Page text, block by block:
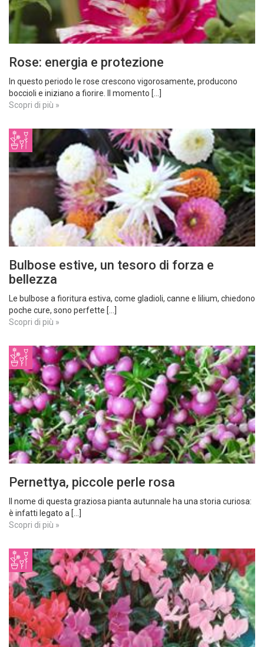
Rose: energia e protezione
In questo periodo le rose crescono vigorosamente, producono
boccioli e iniziano a fiorire. Il momento [...]
Scopri di più »
Bulbose estive, un tesoro di forza e
bellezza
Le bulbose a fioritura estiva, come gladioli, canne e lilium, chiedono
poche cure, sono perfette [...]
Scopri di più »
Pernettya, piccole perle rosa
Il nome di questa graziosa pianta autunnale ha una storia curiosa:
è infatti legato a [...]
Scopri di più »